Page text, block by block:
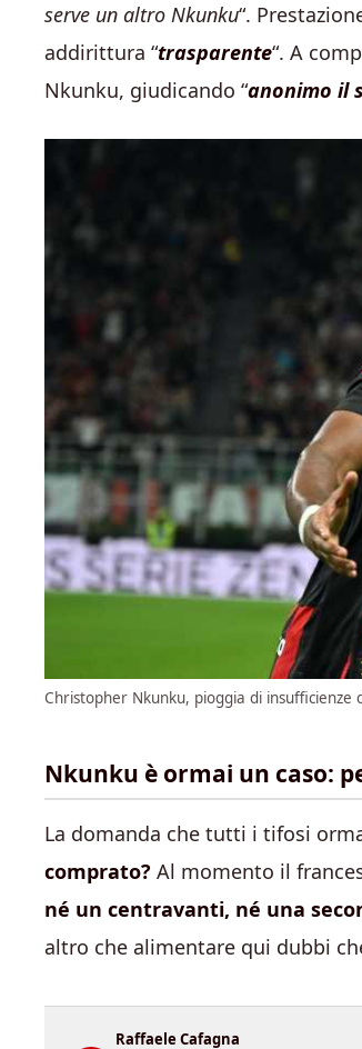
serve un altro Nkunku“.
addirittura “trasparente“. A
Nkunku, giudicando “anonimo il
Christopher Nkunku, pioggia di insufficienze
Nkunku è ormai un caso:
La domanda che tutti i tifosi
comprato? Al momento il
né un centravanti, né una
altro che alimentare qui dubbi
Raffaele Cafagna